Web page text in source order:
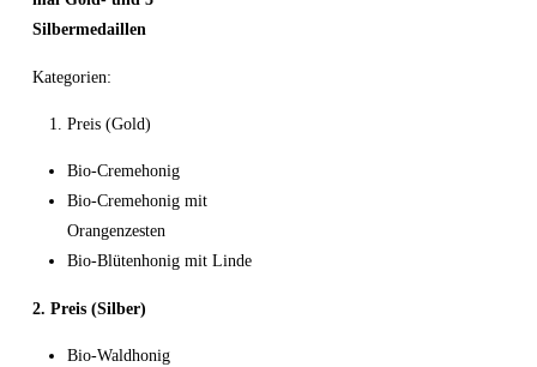
Silbermedaillen
Kategorien:
Preis (Gold)
Bio-Cremehonig
Bio-Cremehonig mit
Orangenzesten
Bio-Blütenhonig mit Linde
2. Preis (Silber)
Bio-Waldhonig